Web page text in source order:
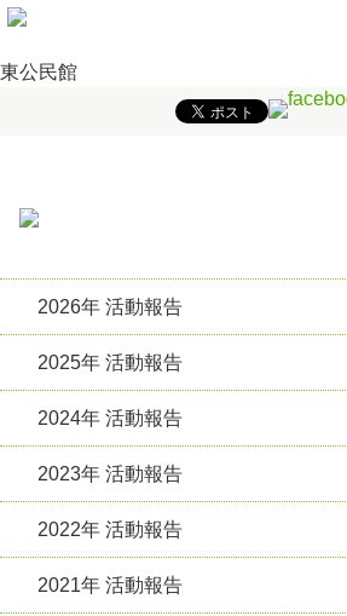
東公民館
2026年 活動報告
2025年 活動報告
2024年 活動報告
2023年 活動報告
2022年 活動報告
2021年 活動報告